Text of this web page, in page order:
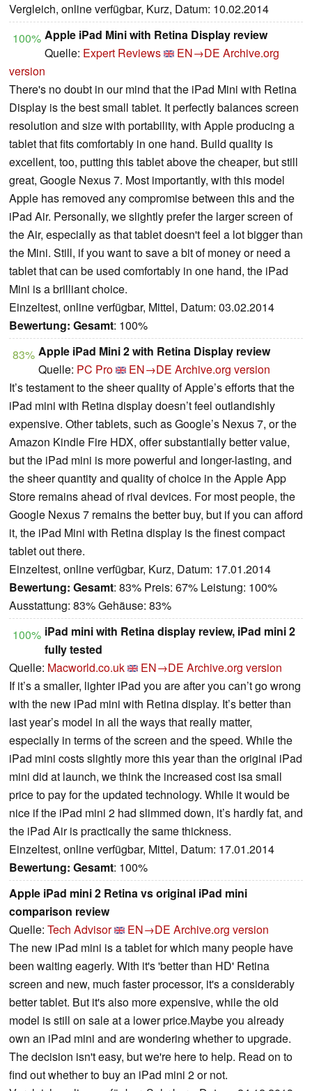
Vergleich, online verfügbar, Kurz, Datum: 10.02.2014
100% Apple iPad Mini with Retina Display review
Quelle: Expert Reviews EN→DE Archive.org
version
There's no doubt in our mind that the iPad Mini with Retina
Display is the best small tablet. It perfectly balances screen
resolution and size with portability, with Apple producing a
tablet that fits comfortably in one hand. Build quality is
excellent, too, putting this tablet above the cheaper, but still
great, Google Nexus 7. Most importantly, with this model
Apple has removed any compromise between this and the
iPad Air. Personally, we slightly prefer the larger screen of
the Air, especially as that tablet doesn't feel a lot bigger than
the Mini. Still, if you want to save a bit of money or need a
tablet that can be used comfortably in one hand, the iPad
Mini is a brilliant choice.
Einzeltest, online verfügbar, Mittel, Datum: 03.02.2014
Bewertung: Gesamt: 100%
83% Apple iPad Mini 2 with Retina Display review
Quelle: PC Pro EN→DE Archive.org version
It’s testament to the sheer quality of Apple’s efforts that the
iPad mini with Retina display doesn’t feel outlandishly
expensive. Other tablets, such as Google’s Nexus 7, or the
Amazon Kindle Fire HDX, offer substantially better value,
but the iPad mini is more powerful and longer-lasting, and
the sheer quantity and quality of choice in the Apple App
Store remains ahead of rival devices. For most people, the
Google Nexus 7 remains the better buy, but if you can afford
it, the iPad Mini with Retina display is the finest compact
tablet out there.
Einzeltest, online verfügbar, Kurz, Datum: 17.01.2014
Bewertung: Gesamt: 83% Preis: 67% Leistung: 100%
Ausstattung: 83% Gehäuse: 83%
100% iPad mini with Retina display review, iPad mini 2
fully tested
Quelle: Macworld.co.uk EN→DE Archive.org version
If it’s a smaller, lighter iPad you are after you can’t go wrong
with the new iPad mini with Retina display. It’s better than
last year’s model in all the ways that really matter,
especially in terms of the screen and the speed. While the
iPad mini costs slightly more this year than the original iPad
mini did at launch, we think the increased cost isa small
price to pay for the updated technology. While it would be
nice if the iPad mini 2 had slimmed down, it’s hardly fat, and
the iPad Air is practically the same thickness.
Einzeltest, online verfügbar, Mittel, Datum: 17.01.2014
Bewertung: Gesamt: 100%
Apple iPad mini 2 Retina vs original iPad mini
comparison review
Quelle: Tech Advisor EN→DE Archive.org version
The new iPad mini is a tablet for which many people have
been waiting eagerly. With it's 'better than HD' Retina
screen and new, much faster processor, it's a considerably
better tablet. But it's also more expensive, while the old
model is still on sale at a lower price.Maybe you already
own an iPad mini and are wondering whether to upgrade.
The decision isn't easy, but we're here to help. Read on to
find out whether to buy an iPad mini 2 or not.